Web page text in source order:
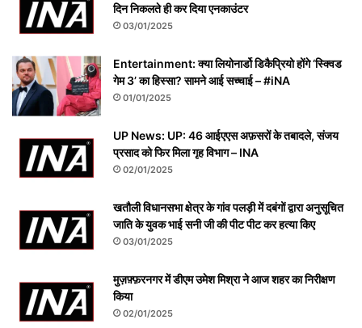
दिन निकलते ही कर दिया एनकाउंटर
03/01/2025
Entertainment: क्या लियोनार्डो डिकैप्रियो होंगे ‘स्क्विड
गेम 3’ का हिस्सा? सामने आई सच्चाई – #iNA
01/01/2025
UP News: UP: 46 आईएएस अफ़सरों के तबादले, संजय
प्रसाद को फिर मिला गृह विभाग – INA
02/01/2025
खतौली विधानसभा क्षेत्र के गांव पलड़ी में दबंगों द्वारा अनुसूचित
जाति के युवक भाई सनी जी की पीट पीट कर हत्या किए
03/01/2025
मुज़फ़्फ़रनगर में डीएम उमेश मिश्रा ने आज शहर का निरीक्षण
किया
02/01/2025